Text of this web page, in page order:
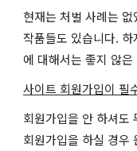
현재는 처벌 사례는
작품들도 있습니다.
에 대해서는 좋지 않
사이트 회원가입이 필
회원가입을 안 하셔도
회원가입을 하실 경우